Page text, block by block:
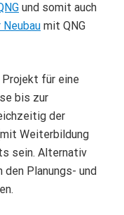
und somit auch
mit QNG
für eine
bis zur
der
Weiterbildung
sein. Alternativ
Planungs- und